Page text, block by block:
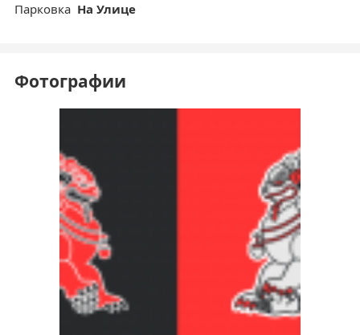
Парковка На Улице
Фотографии